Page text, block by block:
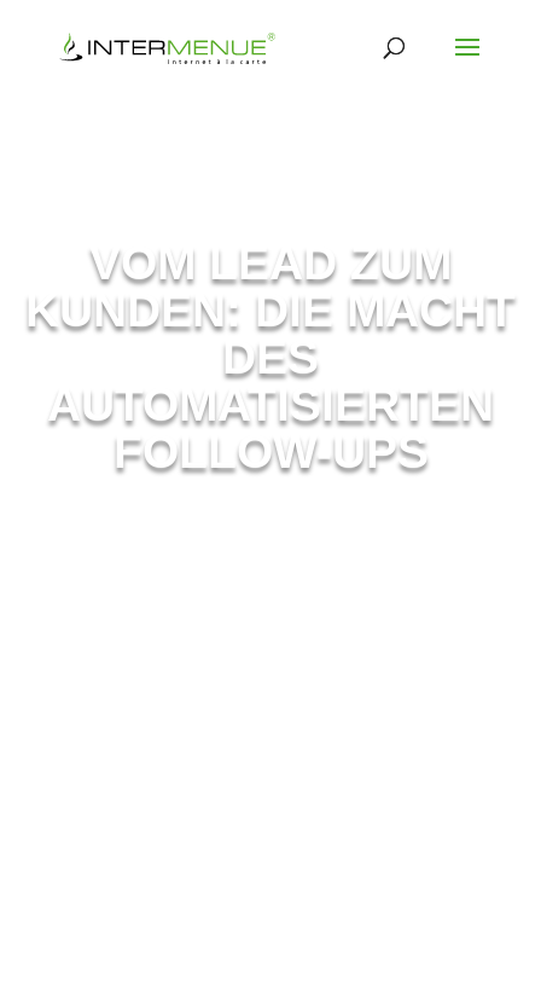
VOM LEAD ZUM
KUNDEN: DIE MACHT
DES
AUTOMATISIERTEN
FOLLOW-UPS